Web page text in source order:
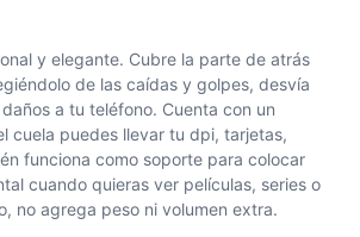
y elegante. Cubre la parte de atrás
de las caídas y golpes, desvía
a tu teléfono. Cuenta con un
cuela puedes llevar tu dpi, tarjetas,
funciona como soporte para colocar
cuando quieras ver películas, series o
no agrega peso ni volumen extra.